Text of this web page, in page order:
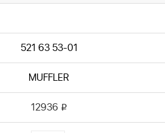
521 63 53-01
MUFFLER
12936 i